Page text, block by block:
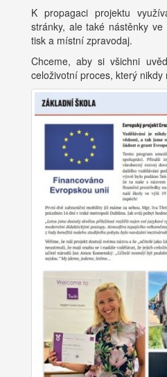
K propagaci projektu
stránky, ale také nástěnky
tisk a místní zpravodaj.
Chceme, aby si všichni
celoživotní proces, který